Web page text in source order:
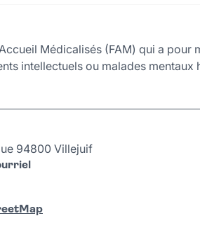
Médicalisés (FAM) qui a
intellectuels ou malades
94800 Villejuif